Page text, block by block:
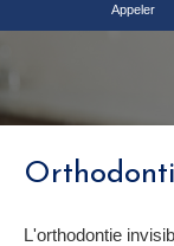
Appeler
L'orthodontie